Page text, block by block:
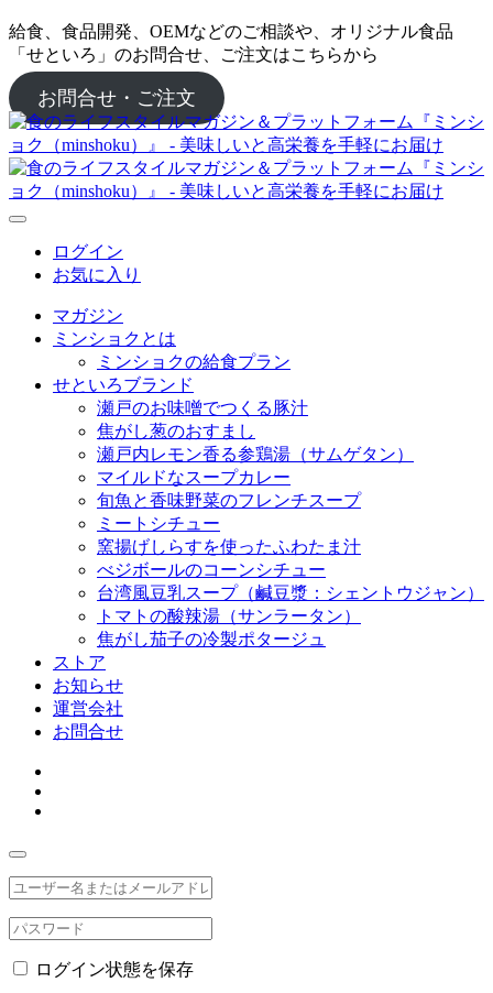
給食、食品開発、OEMなどのご相談や、オリジナル食品
「せといろ」のお問合せ、ご注文はこちらから
お問合せ・ご注文
ログイン
お気に入り
マガジン
ミンショクとは
ミンショクの給食プラン
せといろブランド
瀬戸のお味噌でつくる豚汁
焦がし葱のおすまし
瀬戸内レモン香る参鶏湯（サムゲタン）
マイルドなスープカレー
旬魚と香味野菜のフレンチスープ
ミートシチュー
窯揚げしらすを使ったふわたま汁
べジボールのコーンシチュー
台湾風豆乳スープ（鹹豆漿：シェントウジャン）
トマトの酸辣湯（サンラータン）
焦がし茄子の冷製ポタージュ
ストア
お知らせ
運営会社
お問合せ
ログイン状態を保存